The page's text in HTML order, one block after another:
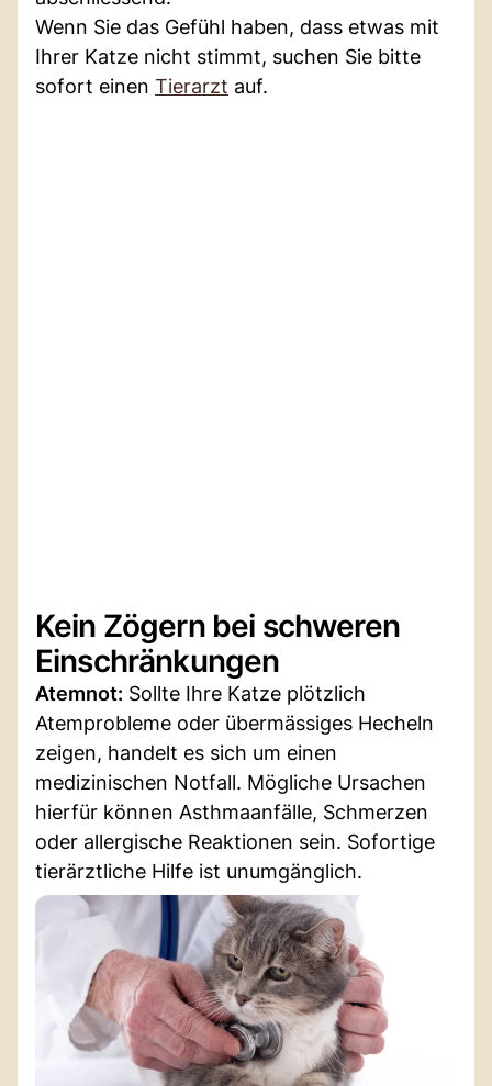
Wenn Sie das Gefühl haben, dass etwas mit
Ihrer Katze nicht stimmt, suchen Sie bitte
sofort einen Tierarzt auf.
Kein Zögern bei schweren
Einschränkungen
Atemnot: Sollte Ihre Katze plötzlich
Atemprobleme oder übermässiges Hecheln
zeigen, handelt es sich um einen
medizinischen Notfall. Mögliche Ursachen
hierfür können Asthmaanfälle, Schmerzen
oder allergische Reaktionen sein. Sofortige
tierärztliche Hilfe ist unumgänglich.